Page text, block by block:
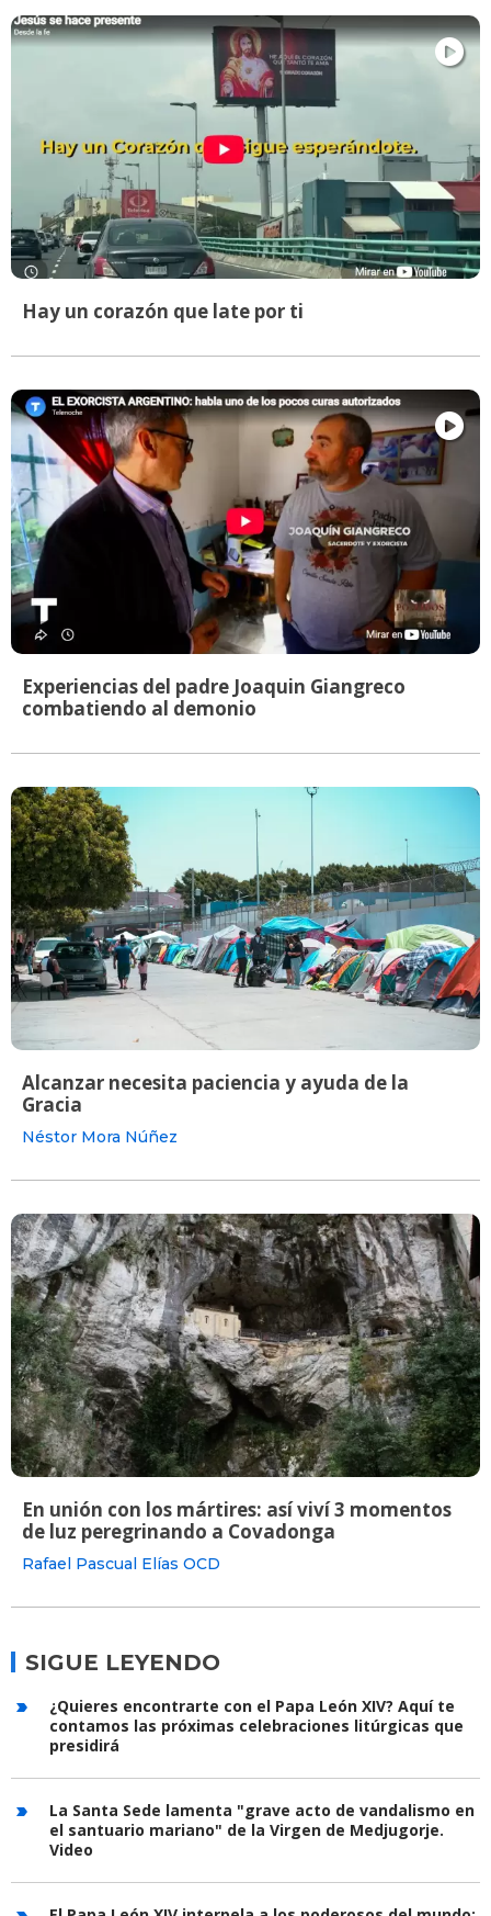
Hay un corazón que late por ti
Experiencias del padre Joaquin Giangreco
combatiendo al demonio
Alcanzar necesita paciencia y ayuda de la
Gracia
Néstor Mora Núñez
En unión con los mártires: así viví 3 momentos
de luz peregrinando a Covadonga
Rafael Pascual Elías OCD
SIGUE LEYENDO
¿Quieres encontrarte con el Papa León XIV? Aquí te
contamos las próximas celebraciones litúrgicas que
presidirá
La Santa Sede lamenta "grave acto de vandalismo en
el santuario mariano" de la Virgen de Medjugorje.
Video